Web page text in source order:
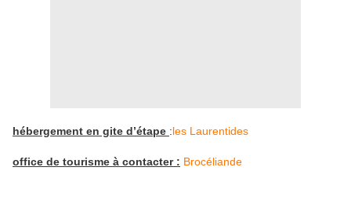
hébergement en gite d’étape :les Laurentides
office de tourisme à contacter : Brocéliande